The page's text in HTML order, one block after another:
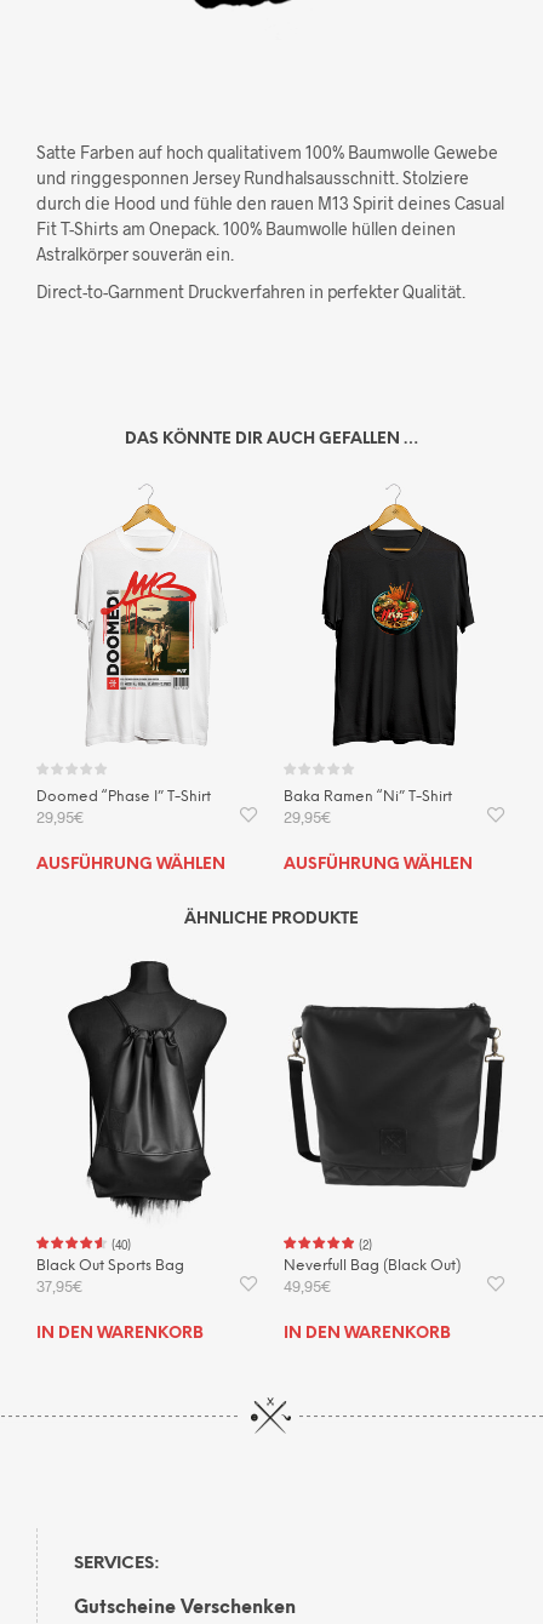
Satte Farben auf hoch qualitativem 100% Baumwolle Gewebe
und ringgesponnen Jersey Rundhalsausschnitt. Stolziere
durch die Hood und fühle den rauen M13 Spirit deines Casual
Fit T-Shirts am Onepack. 100% Baumwolle hüllen deinen
Astralkörper souverän ein.
Direct-to-Garnment Druckverfahren in perfekter Qualität.
DAS KÖNNTE DIR AUCH GEFALLEN …
Doomed “Phase I” T-Shirt
29,95€
AUSFÜHRUNG WÄHLEN
Dieses
weist
Optionen
können
Produktseite
gewählt
Baka Ramen “Ni” T-Shirt
29,95€
AUSFÜHRUNG WÄHLEN
ÄHNLICHE PRODUKTE
(40)
Black Out Sports Bag
37,95€
IN DEN WARENKORB
(2)
Neverfull Bag (Black Out)
49,95€
IN DEN WARENKORB
SERVICES:
Gutscheine Verschenken